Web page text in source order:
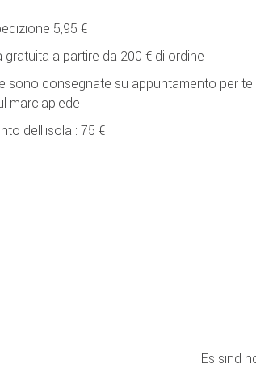
5,95 €
gratuita a partire da 200 € di ordine
sono consegnate su appuntamento per
marciapiede
dell'isola : 75 €
Es sind